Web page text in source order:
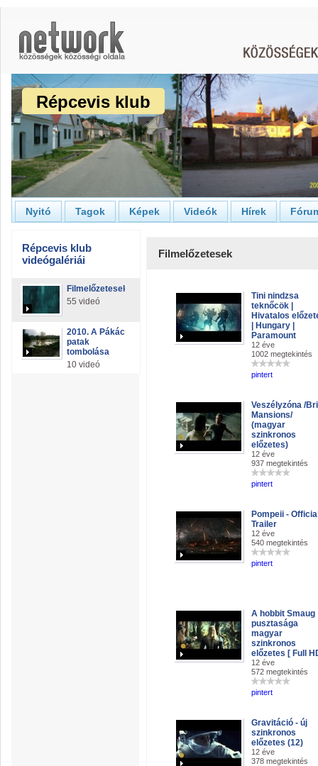
Répcevis klub
Nyitó Tagok Képek Videók Hírek
Répcevis klub
videógalériái
Filmelőzetesek
55 videó
2010. A Pákác
patak
tombolása
10 videó
Filmelőzetesek
Tini nindzsa
teknőcök |
Hivatalos
| Hungary |
Paramount
12 éve
1002 megtekintés
pintert
Veszélyzóna /
Mansions/
(magyar
szinkronos
előzetes)
12 éve
937 megtekintés
pintert
Pompeii -
Trailer
12 éve
540 megtekintés
pintert
A hobbit Smaug
pusztasága
magyar
szinkronos
előzetes [ Full
12 éve
572 megtekintés
pintert
Gravitáció - új
szinkronos
előzetes (12)
12 éve
378 megtekintés